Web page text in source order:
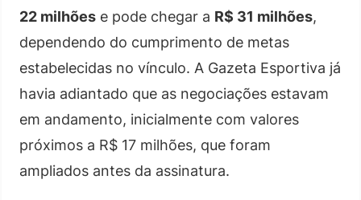
22 milhões e pode chegar a R$ 31 milhões,
dependendo do cumprimento de metas
estabelecidas no vínculo. A Gazeta Esportiva já
havia adiantado que as negociações estavam
em andamento, inicialmente com valores
próximos a R$ 17 milhões, que foram
ampliados antes da assinatura.